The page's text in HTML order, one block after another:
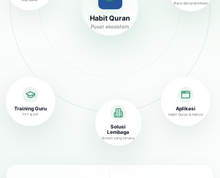
Habit Quran
Pusat ekosistem
Baca dan praktikkan
Training Guru
TFT & IHT
Solusi
Lembaga
Sistem yang terukur
Aplikasi
Habit Quran & Hafizo